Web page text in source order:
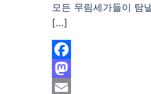
모든 무림세가들이 탐
[…]
Facebook
Mastodon